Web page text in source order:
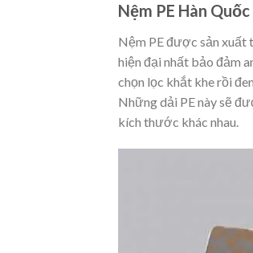
Nệm PE Hàn Quốc
Nệm PE được sản xuất
hiện đại nhất bảo đảm
chọn lọc khắt khe rồi
Những dải PE này sẽ
kích thước khác nhau.